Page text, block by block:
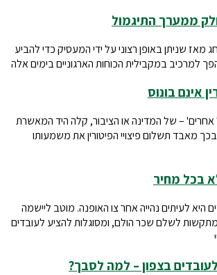
ממערך התיגמול
מאז שניתן באופן רצוני על ידי המעסיק כדי להביע
למרכיב במקבילית הכוחות הארגוניים בימים אלה
אינם בונוס
– של המדינה או הציבור, קלה היד המאשרת
בכך מאבד תשלום פיצויי הפיטורין את משמעותו
בכל מחיר
היא לעיתים נהייה אחר צו האופנה. מוטב ליישמה
לשלם שכר הולם, ומסוגלות להציע לעובדים
בצפון – למה לסבך?